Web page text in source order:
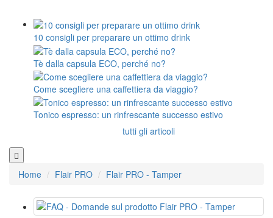
10 consigli per preparare un ottimo drink
Tè dalla capsula ECO, perché no?
Come scegliere una caffettiera da viaggio?
Tonico espresso: un rinfrescante successo estivo
tutti gli articoli
Home Flair PRO Flair PRO - Tamper